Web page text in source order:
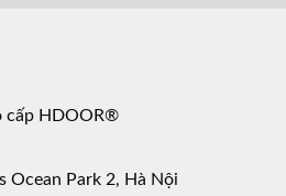
cấp HDOOR®
Ocean Park 2, Hà Nội